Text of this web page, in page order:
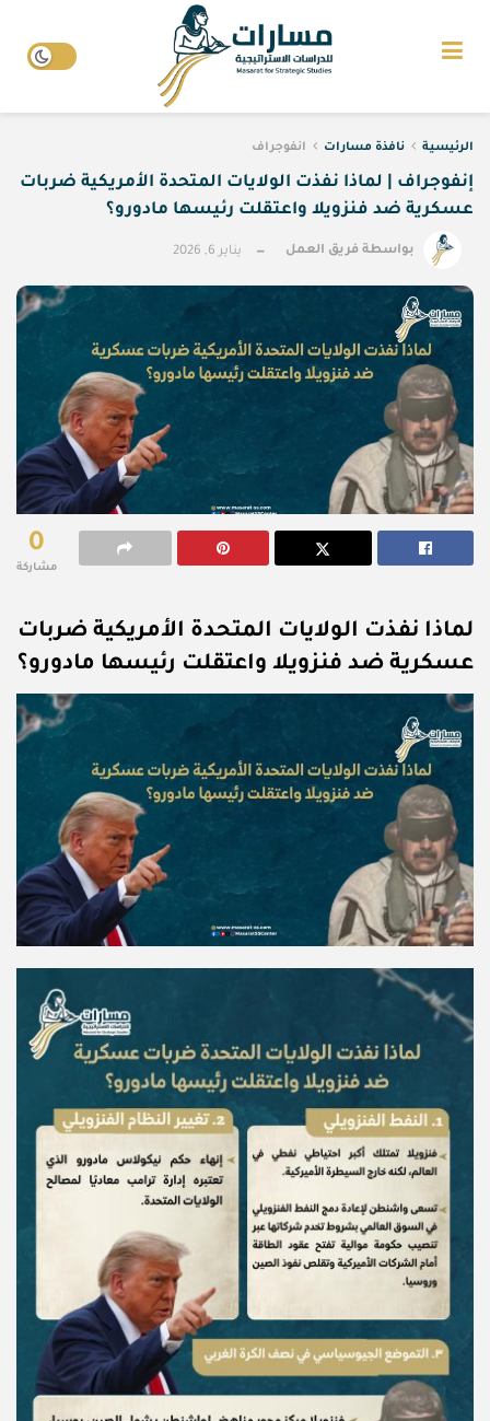
الرئيسية نافذة مسارات انفوجراف
إنفوجراف | لماذا نفذت الولايات المتحدة الأمريكية ضربات
عسكرية ضد فنزويلا واعتقلت رئيسها مادورو؟
بواسطة فريق العمل يناير 6, 2026
0
مشاركة
لماذا نفذت الولايات المتحدة الأمريكية ضربات
عسكرية ضد فنزويلا واعتقلت رئيسها مادورو؟